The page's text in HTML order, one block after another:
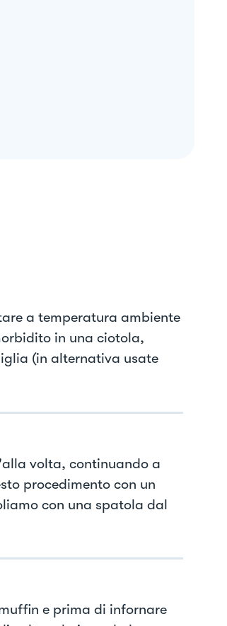
a temperatura ambiente
in una ciotola,
(in alternativa usate
volta, continuando a
procedimento con un
con una spatola dal
e prima di infornare